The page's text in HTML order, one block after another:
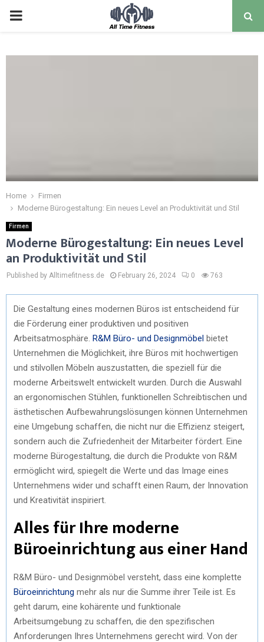
Home
Firmen
Moderne Bürogestaltung: Ein neues Level an Produktivität und Stil
Firmen
Moderne Bürogestaltung: Ein neues Level
an Produktivität und Stil
Published by Alltimefitness.de February 26, 2024 0 763
Die Gestaltung eines modernen Büros ist entscheidend für
die Förderung einer produktiven und positiven
Arbeitsatmosphäre. R&M Büro- und Designmöbel bietet
Unternehmen die Möglichkeit, ihre Büros mit hochwertigen
und stilvollen Möbeln auszustatten, die speziell für die
moderne Arbeitswelt entwickelt wurden. Durch die Auswahl
an ergonomischen Stühlen, funktionellen Schreibtischen und
ästhetischen Aufbewahrungslösungen können Unternehmen
eine Umgebung schaffen, die nicht nur die Effizienz steigert,
sondern auch die Zufriedenheit der Mitarbeiter fördert. Eine
moderne Bürogestaltung, die durch die Produkte von R&M
ermöglicht wird, spiegelt die Werte und das Image eines
Unternehmens wider und schafft einen Raum, der Innovation
und Kreativität inspiriert.
Alles für Ihre moderne
Büroeinrichtung aus einer Hand
R&M Büro- und Designmöbel versteht, dass eine komplette
Büroeinrichtung mehr als nur die Summe ihrer Teile ist. Es
geht darum, eine kohärente und funktionale
Arbeitsumgebung zu schaffen, die den spezifischen
Anforderungen Ihres Unternehmens gerecht wird. Von der